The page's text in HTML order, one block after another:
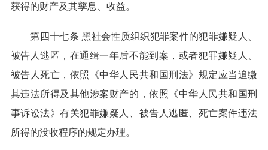
获得的财产及其孳息、收益。
第四十七条 黑社会性质组织犯罪案件的犯罪嫌疑人、
被告人逃匿，在通缉一年后不能到案，或者犯罪嫌疑人、
被告人死亡，依照《中华人民共和国刑法》规定应当追缴
其违法所得及其他涉案财产的，依照《中华人民共和国刑
事诉讼法》有关犯罪嫌疑人、被告人逃匿、死亡案件违法
所得的没收程序的规定办理。